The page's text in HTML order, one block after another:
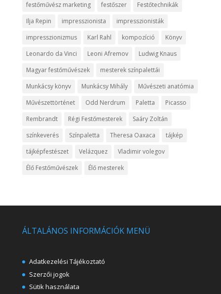
festőművész marketing
festőszer
Festőtechnikák
Ilja Repin
impresszionista
impresszionisták
impresszionizmus
Karl Rahl kompozíció
Könyv
Leonardo da Vinci
Leoni Afremov
Ludwig Knaus
Magyar festőművészek
mesterek színpalettái
Munkácsy könyv
Munkácsy Mihály
Művészeti anatómia
Művészettörténet
Odd Nerdrum Paletta
Picasso
Rembrandt
Régi Festőmesterek
Saáry Zoltán
színkeverés
Színpaletta Theresa Oaxaca
tájkép
tájképfestészet
Velázquez
Vladimir volegov
Élő Festőművészek
Élő mesterek
ÁLTALÁNOS INFORMÁCIÓK MENÜ
Adatkezelési Tájékoztató
Szerzői jogok
Sütik használata